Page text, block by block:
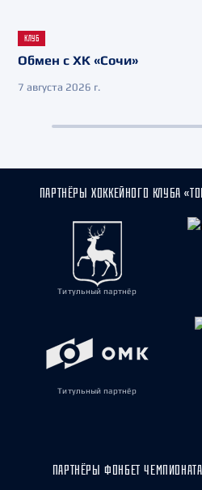
КЛУБ
Обмен с ХК «Сочи»
7 августа 2026 г.
ПАРТНЁРЫ ХОККЕЙНОГО КЛУБА
Титульный партнёр
Титульный партнёр
ПАРТНЁРЫ ФОНБЕТ